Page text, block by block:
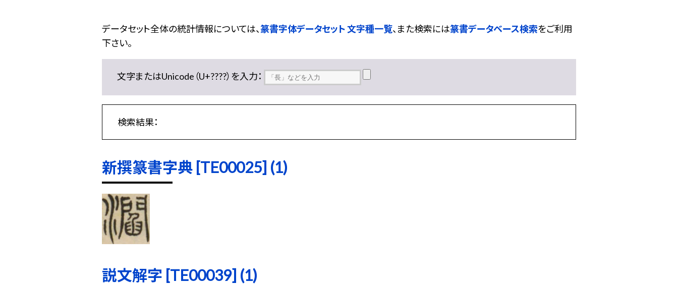
データセット全体の統計情報については、篆書字体データセット 文字種一覧、また検索には篆書データベース検索をご利用
下さい。
文字またはUnicode（U+????）を入力：
検索結果：
新撰篆書字典 [TE00025] (1)
説文解字 [TE00039] (1)